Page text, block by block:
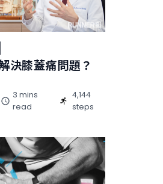
決膝蓋痛問題？
3 mins
read
4,144
steps